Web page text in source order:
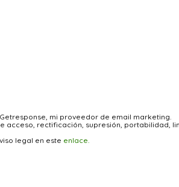
mi proveedor de email marketing.
rectificación, supresión,
legal en este enlace.